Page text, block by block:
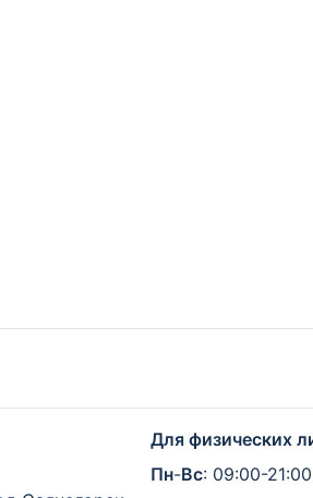
Для физических
Пн-Вс: 09:00-21:00